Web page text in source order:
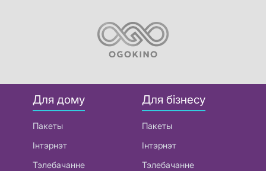
Для дому
Пакеты
Інтэрнэт
Тэлебачанне
Для бізнесу
Пакеты
Інтэрнэт
Тэлебачанне